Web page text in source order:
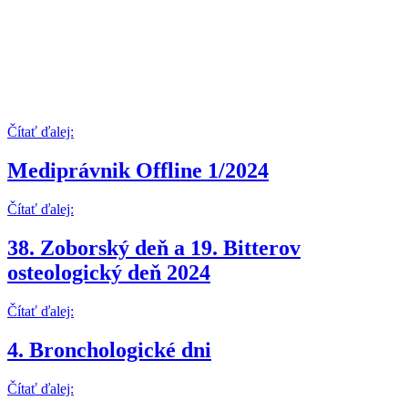
Čítať ďalej:
Mediprávnik Offline 1/2024
Čítať ďalej:
38. Zoborský deň a 19. Bitterov
osteologický deň 2024
Čítať ďalej:
4. Bronchologické dni
Čítať ďalej: